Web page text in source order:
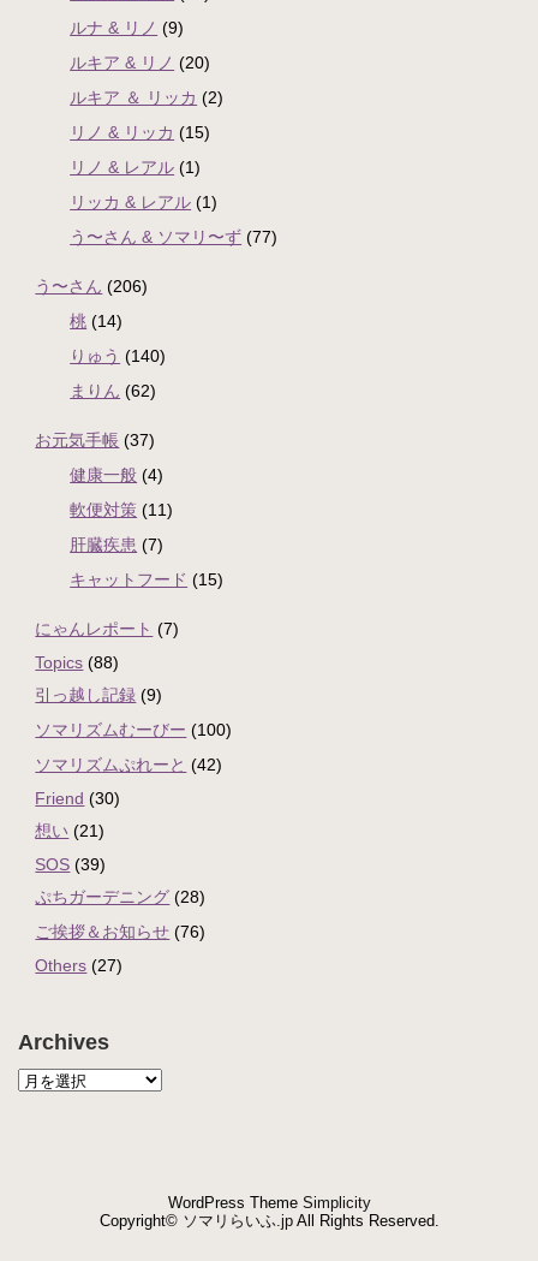
ルナ & リノ (9)
ルキア & リノ (20)
ルキア ＆ リッカ (2)
リノ & リッカ (15)
リノ & レアル (1)
リッカ & レアル (1)
う〜さん & ソマリ〜ず (77)
う〜さん (206)
桃 (14)
りゅう (140)
まりん (62)
お元気手帳 (37)
健康一般 (4)
軟便対策 (11)
肝臓疾患 (7)
キャットフード (15)
にゃんレポート (7)
Topics (88)
引っ越し記録 (9)
ソマリズムむーびー (100)
ソマリズムぷれーと (42)
Friend (30)
想い (21)
SOS (39)
ぷちガーデニング (28)
ご挨拶＆お知らせ (76)
Others (27)
Archives
WordPress Theme Simplicity
Copyright© ソマリらいふ.jpAll Rights Reserved.